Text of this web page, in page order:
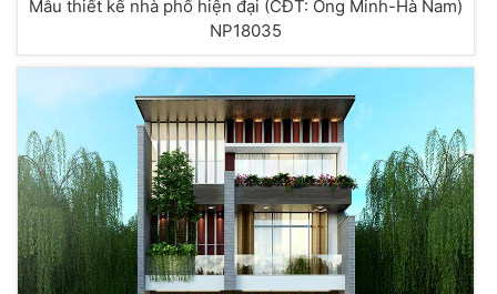
Mẫu thiết kế nhà phố hiện đại (CĐT: Ông Minh-Hà Nam)
NP18035